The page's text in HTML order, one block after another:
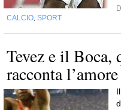
CALCIO SPORT
Tevez e il Boca,
racconta l’amore